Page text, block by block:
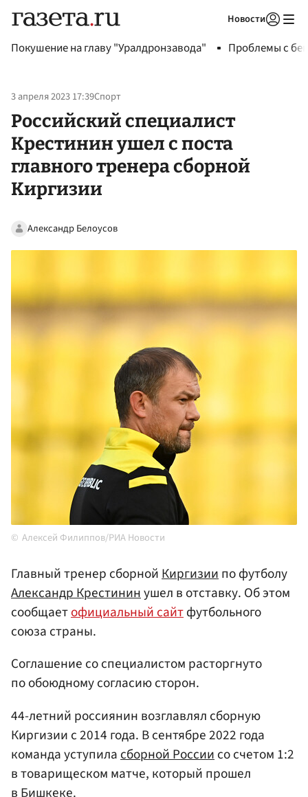
Новости
Покушение на главу "Уралдронзавода" Проблемы с
3 апреля 2023 17:39Спорт
Российский специалист
Крестинин ушел с поста
главного тренера сборной
Киргизии
Александр Белоусов
Алексей Филиппов/РИА Новости
Главный тренер сборнойКиргизиипо футболу
Александр Крестининушел в отставку. Об этом
сообщаетофициальный сайтфутбольного
союза страны.
Соглашение со специалистом расторгнуто
по обоюдному согласию сторон.
44-летний россиянин возглавлял сборную
Киргизии с 2014 года. В сентябре 2022 года
команда уступила сборной России со счетом 1:2
в товарищеском матче, который прошел
в Бишкеке.